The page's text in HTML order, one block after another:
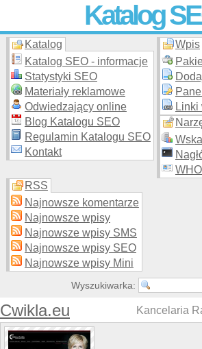
Katalog
Skuteczna i promocja stron
moderowanego katalogu
Katalog
Katalog SEO - informacje
Statystyki SEO
Materiały reklamowe
Odwiedzający online
Blog Katalogu SEO
Regulamin Katalogu SEO
Kontakt
Wpis
Linki
RSS
Najnowsze komentarze
Najnowsze wpisy
Najnowsze wpisy SMS
Najnowsze wpisy SEO
Najnowsze wpisy Mini
Wyszukiwarka:
Cwikla.eu Kancelaria